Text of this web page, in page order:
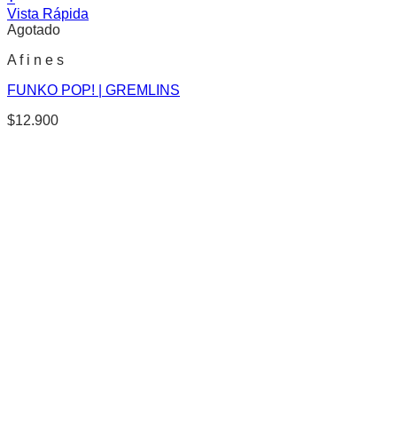
Vista Rápida
Agotado
A f i n e s
FUNKO POP! | GREMLINS
$12.900